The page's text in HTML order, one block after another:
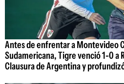
Antes de enfrentar a Montevideo
Sudamericana, Tigre venció 1-0 a
Clausura de Argentina y